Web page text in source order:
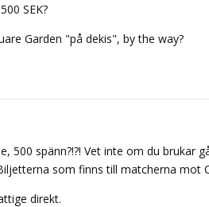
SEK?
Garden "på dekis", by the way?
500 spänn?!?! Vet inte om du brukar
som finns till matcherna mot
direkt.